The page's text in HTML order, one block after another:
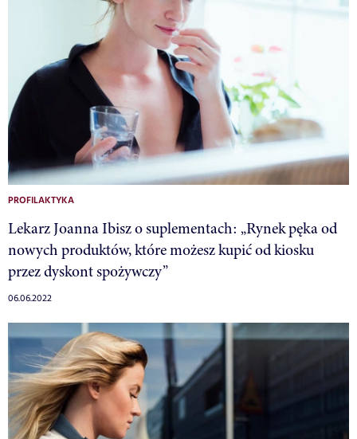
PROFILAKTYKA
Lekarz Joanna Ibisz o suplementach: „Rynek pęka od
nowych produktów, które możesz kupić od kiosku
przez dyskont spożywczy”
06.06.2022